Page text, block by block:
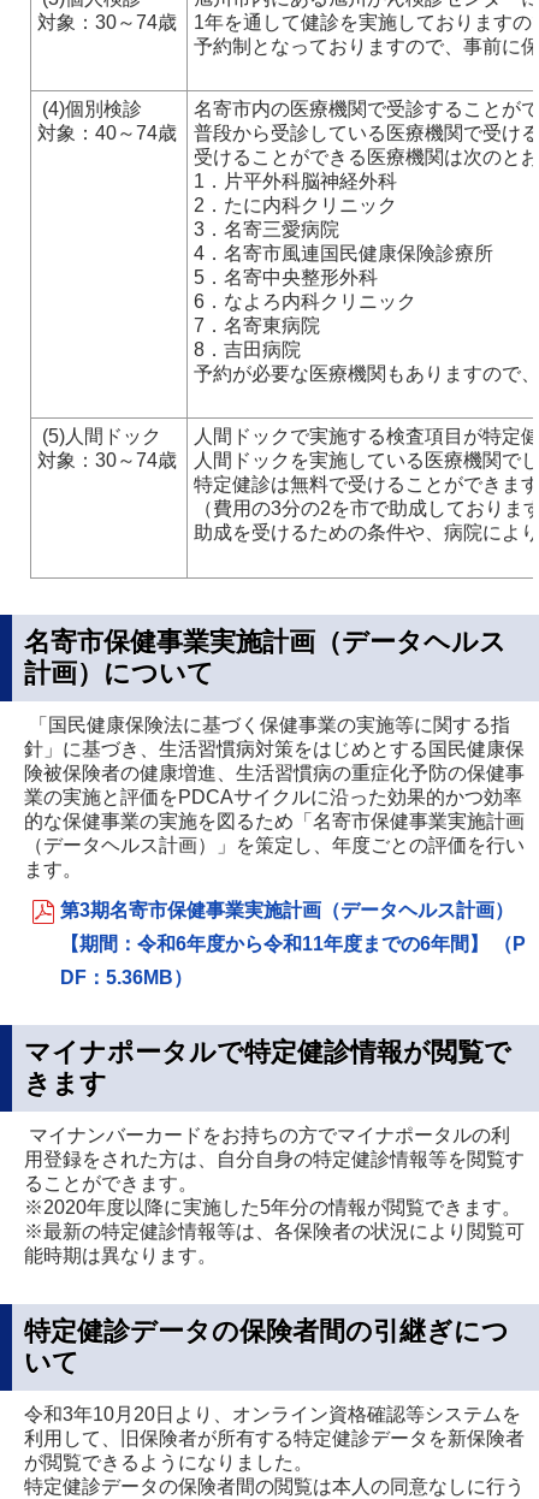
対象：30～74歳
1年を通して健診を実施しております
予約制となっておりますので、事前に
(4)個別検診
対象：40～74歳
名寄市内の医療機関で受診することが
普段から受診している医療機関で受け
受けることができる医療機関は次のと
1．片平外科脳神経外科
2．たに内科クリニック
3．名寄三愛病院
4．名寄市風連国民健康保険診療所
5．名寄中央整形外科
6．なよろ内科クリニック
7．名寄東病院
8．吉田病院
予約が必要な医療機関もありますので
(5)人間ドック
対象：30～74歳
人間ドックで実施する検査項目が特定
人間ドックを実施している医療機関で
特定健診は無料で受けることができま
（費用の3分の2を市で助成しており
助成を受けるための条件や、病院によ
名寄市保健事業実施計画（データヘルス
計画）について
「国民健康保険法に基づく保健事業の実施等に関する指
針」に基づき、生活習慣病対策をはじめとする国民健康保
険被保険者の健康増進、生活習慣病の重症化予防の保健事
業の実施と評価をPDCAサイクルに沿った効果的かつ効率
的な保健事業の実施を図るため「名寄市保健事業実施計画
（データヘルス計画）」を策定し、年度ごとの評価を行い
ます。
第3期名寄市保健事業実施計画（データヘルス計画）
【期間：令和6年度から令和11年度までの6年間】 （P
DF：5.36MB）
マイナポータルで特定健診情報が閲覧で
きます
マイナンバーカードをお持ちの方でマイナポータルの利
用登録をされた方は、自分自身の特定健診情報等を閲覧す
ることができます。
※2020年度以降に実施した5年分の情報が閲覧できます。
※最新の特定健診情報等は、各保険者の状況により閲覧可
能時期は異なります。
特定健診データの保険者間の引継ぎにつ
いて
令和3年10月20日より、オンライン資格確認等システムを
利用して、旧保険者が所有する特定健診データを新保険者
が閲覧できるようになりました。
特定健診データの保険者間の閲覧は本人の同意なしに行う